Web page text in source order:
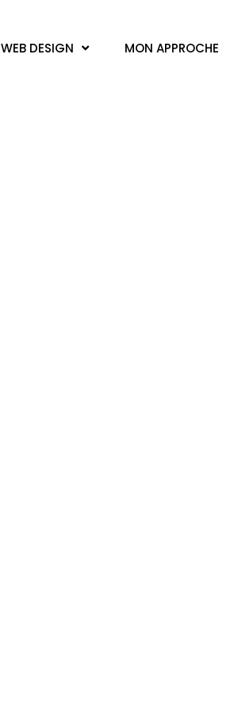
WEB DESIGN MON APPROCHE